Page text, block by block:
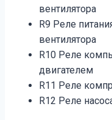
вентилятора
R9 Реле
вентилятора
R10 Реле
двигателем
R11 Реле
R12 Реле